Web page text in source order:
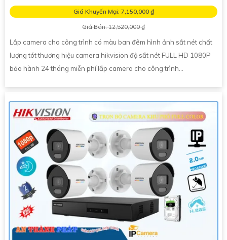
Giá Khuyến Mại: 7,150,000 ₫
Giá Bán: 12,520,000 ₫
Lắp camera cho công trình có màu ban đêm hình ảnh sắt nét chất
lượng tót thương hiệu camera hikvision độ sắt nét FULL HD 1080P
bảo hành 24 tháng miễn phí lắp camera cho công trình...